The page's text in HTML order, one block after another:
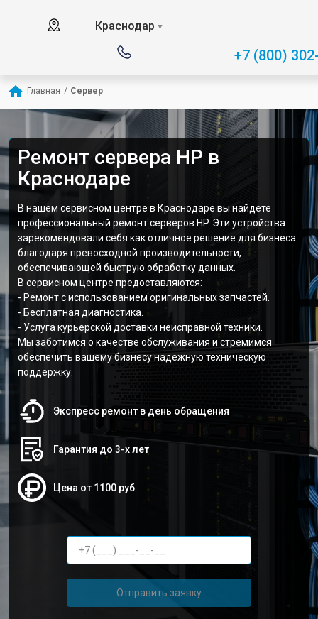
Краснодар ▼
+7 (800)
Главная / Сервер
Ремонт сервера HP в
Краснодаре
В нашем сервисном центре в Краснодаре вы найдете
профессиональный ремонт серверов HP. Эти устройства
зарекомендовали себя как отличное решение для бизнеса
благодаря превосходной производительности,
обеспечивающей быструю обработку данных.
В сервисном центре предоставляются:
- Ремонт с использованием оригинальных запчастей.
- Бесплатная диагностика.
- Услуга курьерской доставки неисправной техники.
Мы заботимся о качестве обслуживания и стремимся
обеспечить вашему бизнесу надежную техническую
поддержку.
Экспресс ремонт в день обращения
Гарантия до 3-х лет
Цена от 1100 руб
Отправить заявку